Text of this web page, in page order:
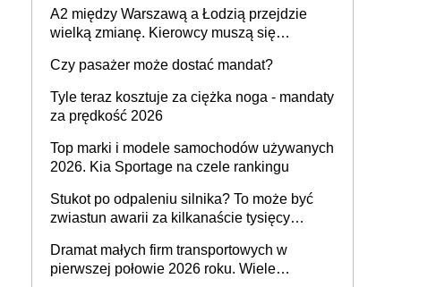
A2 między Warszawą a Łodzią przejdzie
wielką zmianę. Kierowcy muszą się
Czy pasażer może dostać mandat?
Tyle teraz kosztuje za ciężka noga - mandaty
za prędkość 2026
Top marki i modele samochodów używanych
2026. Kia Sportage na czele rankingu
Stukot po odpaleniu silnika? To może być
zwiastun awarii za kilkanaście tysięcy
Dramat małych firm transportowych w
pierwszej połowie 2026 roku. Wiele